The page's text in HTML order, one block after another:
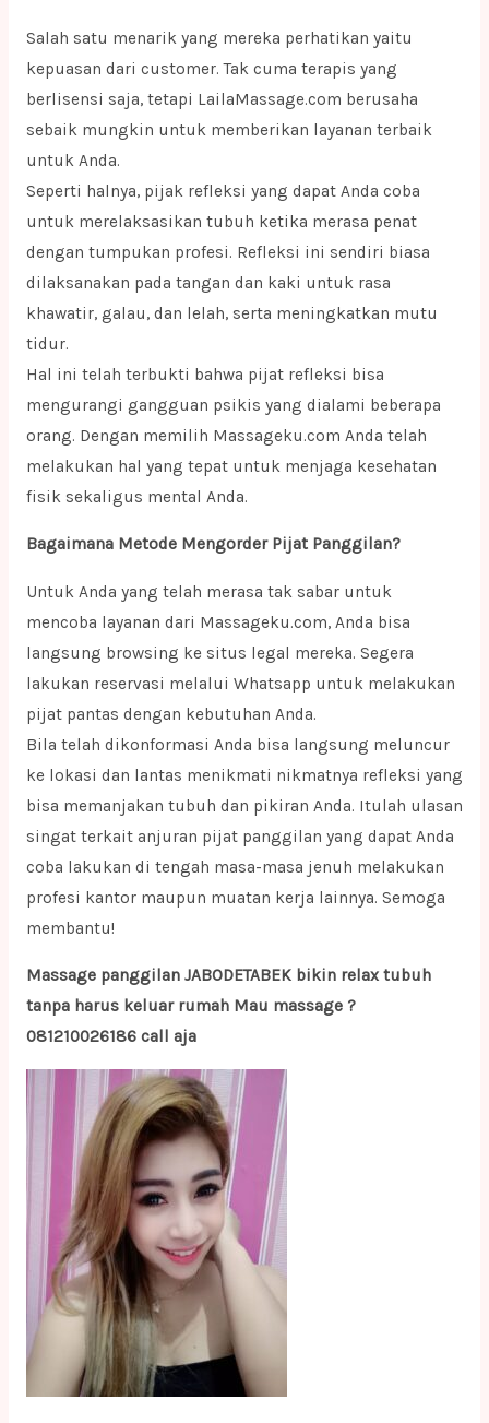
Salah satu menarik yang mereka perhatikan yaitu
kepuasan dari customer. Tak cuma terapis yang
berlisensi saja, tetapi LailaMassage.com berusaha
sebaik mungkin untuk memberikan layanan terbaik
untuk Anda.
Seperti halnya, pijak refleksi yang dapat Anda coba
untuk merelaksasikan tubuh ketika merasa penat
dengan tumpukan profesi. Refleksi ini sendiri biasa
dilaksanakan pada tangan dan kaki untuk rasa
khawatir, galau, dan lelah, serta meningkatkan mutu
tidur.
Hal ini telah terbukti bahwa pijat refleksi bisa
mengurangi gangguan psikis yang dialami beberapa
orang. Dengan memilih Massageku.com Anda telah
melakukan hal yang tepat untuk menjaga kesehatan
fisik sekaligus mental Anda.
Bagaimana Metode Mengorder Pijat Panggilan?
Untuk Anda yang telah merasa tak sabar untuk
mencoba layanan dari Massageku.com, Anda bisa
langsung browsing ke situs legal mereka. Segera
lakukan reservasi melalui Whatsapp untuk melakukan
pijat pantas dengan kebutuhan Anda.
Bila telah dikonformasi Anda bisa langsung meluncur
ke lokasi dan lantas menikmati nikmatnya refleksi yang
bisa memanjakan tubuh dan pikiran Anda. Itulah ulasan
singat terkait anjuran pijat panggilan yang dapat Anda
coba lakukan di tengah masa-masa jenuh melakukan
profesi kantor maupun muatan kerja lainnya. Semoga
membantu!
Massage panggilan JABODETABEK bikin relax tubuh
tanpa harus keluar rumah Mau massage ?
081210026186 call aja